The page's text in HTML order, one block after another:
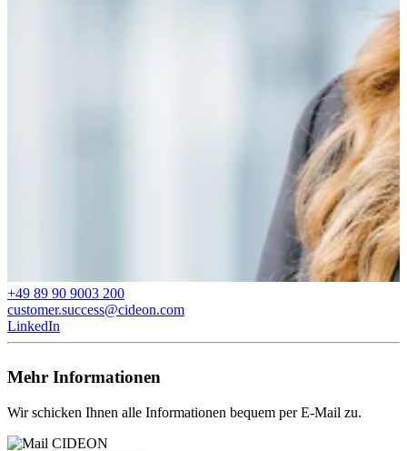
+49 89 90 9003 200
customer.success@cideon.com
LinkedIn
Mehr Informationen
Wir schicken Ihnen alle Informationen bequem per E-Mail zu.